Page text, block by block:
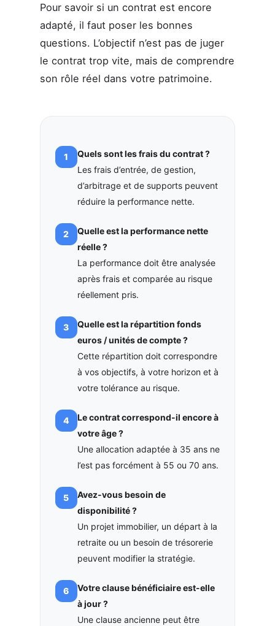
Pour savoir si un contrat est encore
adapté, il faut poser les bonnes
questions. L’objectif n’est pas de juger
le contrat trop vite, mais de comprendre
son rôle réel dans votre patrimoine.
Quels sont les frais du contrat ?
Les frais d’entrée, de gestion,
d’arbitrage et de supports peuvent
réduire la performance nette.
Quelle est la performance nette
réelle ?
La performance doit être analysée
après frais et comparée au risque
réellement pris.
Quelle est la répartition fonds
euros / unités de compte ?
Cette répartition doit correspondre
à vos objectifs, à votre horizon et à
votre tolérance au risque.
Le contrat correspond-il encore à
votre âge ?
Une allocation adaptée à 35 ans ne
l’est pas forcément à 55 ou 70 ans.
Avez-vous besoin de
disponibilité ?
Un projet immobilier, un départ à la
retraite ou un besoin de trésorerie
peuvent modifier la stratégie.
Votre clause bénéficiaire est-elle
à jour ?
Une clause ancienne peut être